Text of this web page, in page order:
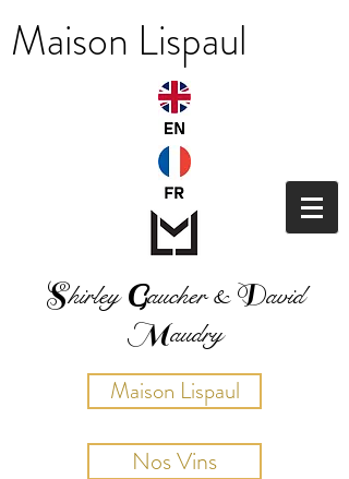
Maison Lispaul
Shirley Gaucher& David
Maudry
Maison Lispaul
Nos Vins